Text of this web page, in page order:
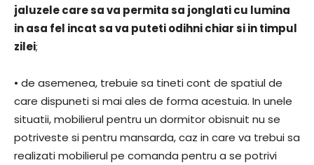
jaluzele care sa va permita sa jonglati cu lumina
in asa fel incat sa va puteti odihni chiar si in timpul
zilei;
• de asemenea, trebuie sa tineti cont de spatiul de
care dispuneti si mai ales de forma acestuia. In unele
situatii, mobilierul pentru un dormitor obisnuit nu se
potriveste si pentru mansarda, caz in care va trebui sa
realizati mobilierul pe comanda pentru a se potrivi